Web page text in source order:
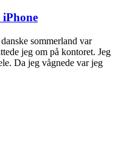
sommerland var
jeg om på kontoret. Jeg
Da jeg vågnede var jeg